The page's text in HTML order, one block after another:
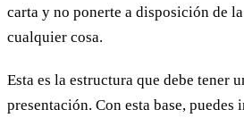
carta y no ponerte a disposición de
cualquier cosa.
Esta es la estructura que debe tener
presentación. Con esta base,